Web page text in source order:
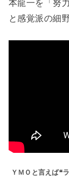
本龍一を「努
と感覚派の細
ＹＭＯと言えば❝